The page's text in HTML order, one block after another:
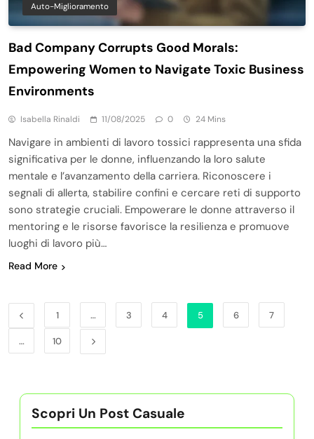
Auto-Miglioramento
Bad Company Corrupts Good Morals:
Empowering Women to Navigate Toxic Business
Environments
Isabella Rinaldi 11/08/2025 0 24 Mins
Navigare in ambienti di lavoro tossici rappresenta una sfida
significativa per le donne, influenzando la loro salute
mentale e l’avanzamento della carriera. Riconoscere i
segnali di allerta, stabilire confini e cercare reti di supporto
sono strategie cruciali. Empowerare le donne attraverso il
mentoring e le risorse favorisce la resilienza e promuove
luoghi di lavoro più…
Read More
1 … 3 4 5 6 7
… 10
Scopri Un Post Casuale